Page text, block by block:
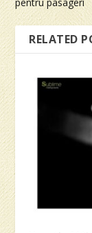
pentru pasageri
RELATED